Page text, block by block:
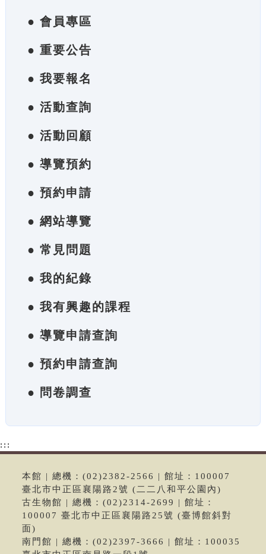
● 會員專區
● 重要公告
● 我要報名
● 活動查詢
● 活動回顧
● 導覽預約
● 預約申請
● 網站導覽
● 常見問題
● 我的紀錄
● 我有興趣的課程
● 導覽申請查詢
● 預約申請查詢
● 問卷調查
:::
本館 | 總機：(02)2382-2566 | 館址：100007
臺北市中正區襄陽路2號 (二二八和平公園內)
古生物館 | 總機：(02)2314-2699 | 館址：
100007 臺北市中正區襄陽路25號 (臺博館斜對
面)
南門館 | 總機：(02)2397-3666 | 館址：100035